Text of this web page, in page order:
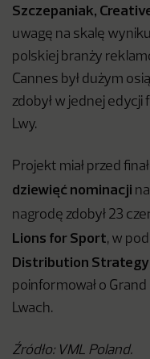
Szczepaniak,
uwagę na skalę
polskiej branży
Cannes był dużym
zdobył w jednej edycji
Lwy.
Projekt miał przed
dziewięć nominacji
nagrodę zdobył 23
Lions for Sport, w
Distribution Strategy
poinformował o
Lwach.
Źródło: VML Poland.